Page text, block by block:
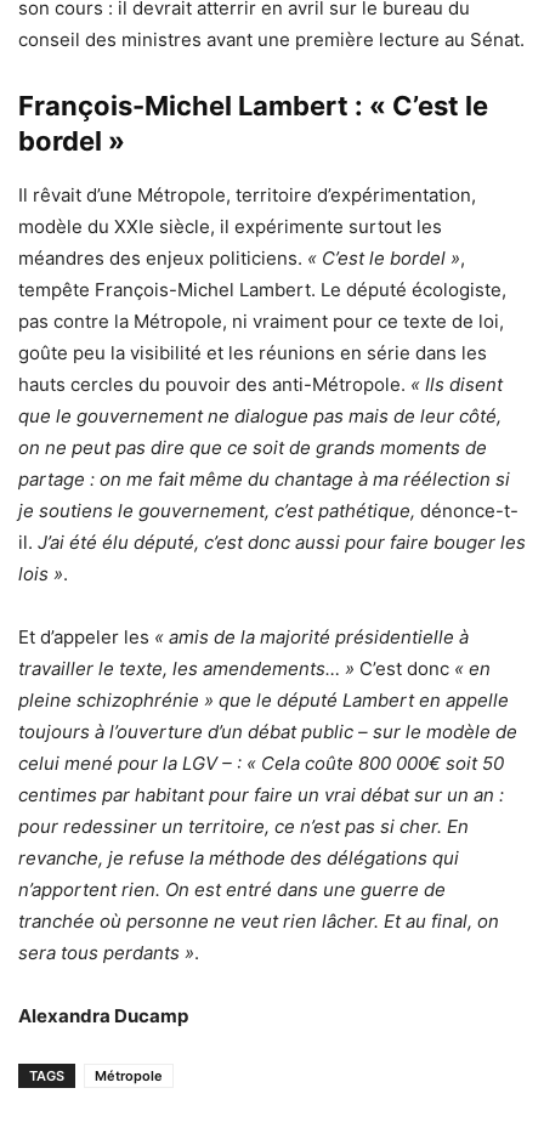
son cours : il devrait atterrir en avril sur le bureau du
conseil des ministres avant une première lecture au Sénat.
François-Michel Lambert : « C’est le
bordel »
Il rêvait d’une Métropole, territoire d’expérimentation,
modèle du XXIe siècle, il expérimente surtout les
méandres des enjeux politiciens. « C’est le bordel »,
tempête François-Michel Lambert. Le député écologiste,
pas contre la Métropole, ni vraiment pour ce texte de loi,
goûte peu la visibilité et les réunions en série dans les
hauts cercles du pouvoir des anti-Métropole. « Ils disent
que le gouvernement ne dialogue pas mais de leur côté,
on ne peut pas dire que ce soit de grands moments de
partage : on me fait même du chantage à ma réélection si
je soutiens le gouvernement, c’est pathétique, dénonce-t-
il. J’ai été élu député, c’est donc aussi pour faire bouger les
lois ».
Et d’appeler les « amis de la majorité présidentielle à
travailler le texte, les amendements… » C’est donc « en
pleine schizophrénie » que le député Lambert en appelle
toujours à l’ouverture d’un débat public – sur le modèle de
celui mené pour la LGV – : « Cela coûte 800 000€ soit 50
centimes par habitant pour faire un vrai débat sur un an :
pour redessiner un territoire, ce n’est pas si cher. En
revanche, je refuse la méthode des délégations qui
n’apportent rien. On est entré dans une guerre de
tranchée où personne ne veut rien lâcher. Et au final, on
sera tous perdants ».
Alexandra Ducamp
TAGS Métropole